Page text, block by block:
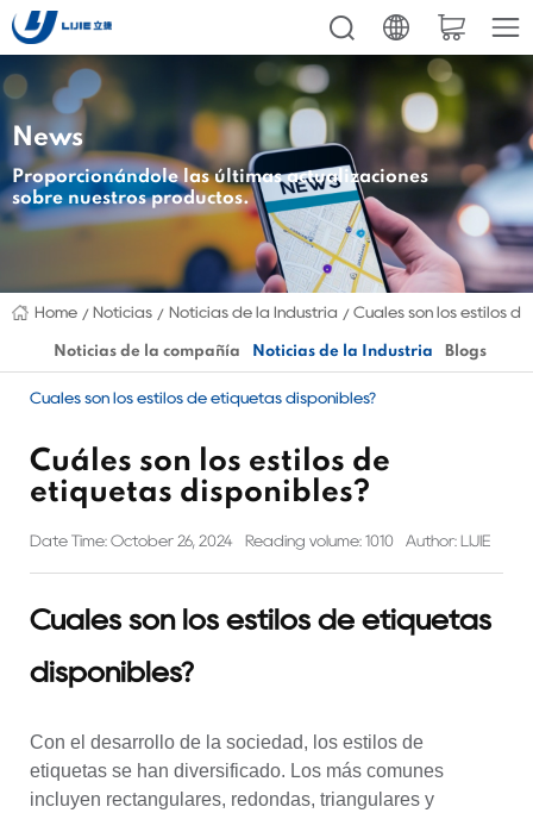
News
Proporcionándole las últimas actualizaciones
sobre nuestros productos.
Home Noticias Noticias de la Industria Cuáles son los estilos
Noticias de la compañía Noticias de la Industria Blogs
Cuáles son los estilos de etiquetas disponibles?
Cuáles son los estilos de
etiquetas disponibles?
Date Time: October 26, 2024 Reading volume: 1010 Author: LIJIE
Cuáles son los estilos de etiquetas
disponibles?
Con el desarrollo de la sociedad, los estilos de
etiquetas se han diversificado. Los más comunes
incluyen rectangulares, redondas, triangulares y